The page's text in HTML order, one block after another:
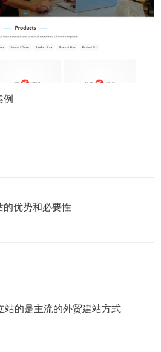
例
优势和必要性
的是主流的外贸建站方式